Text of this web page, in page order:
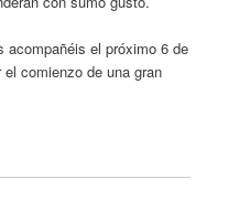
acompañéis el próximo 6 de
comienzo de una gran